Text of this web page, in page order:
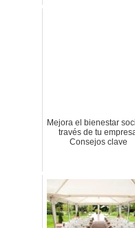
Mejora el bienestar
través de tu
Consejos clave